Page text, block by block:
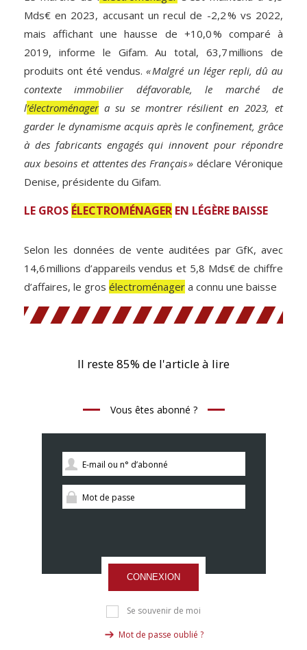
Mds€ en 2023, accusant un recul de -2,2 % vs 2022,
mais affichant une hausse de +10,0 % comparé à
2019, informe le Gifam. Au total, 63,7 millions de
produits ont été vendus.« Malgré un léger repli, dû au
contexte immobilier défavorable, le marché de
l’électroménagera su se montrer résilient en 2023, et
garder le dynamisme acquis après le confinement, grâce
à des fabricants engagés qui innovent pour répondre
aux besoins et attentes des Français » déclare Véronique
Denise, présidente du Gifam.
LE GROS ÉLECTROMÉNAGER EN LÉGÈRE BAISSE
Selon les données de vente auditées par GfK, avec
14,6 millions d’appareils vendus et 5,8 Mds€ de chiffre
d’affaires, le gros électroménager a connu une baisse
Il reste 85% de l'article à lire
Vous êtes abonné ?
CONNEXION
Se souvenir de moi
Mot de passe oublié ?